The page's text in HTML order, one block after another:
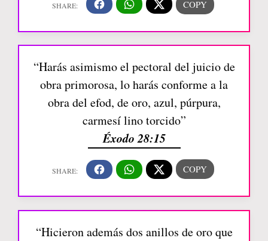
“Harás asimismo el pectoral del juicio de
obra primorosa, lo harás conforme a la
obra del efod, de oro, azul, púrpura,
carmesí lino torcido”
Éxodo 28:15
“Hicieron además dos anillos de oro que